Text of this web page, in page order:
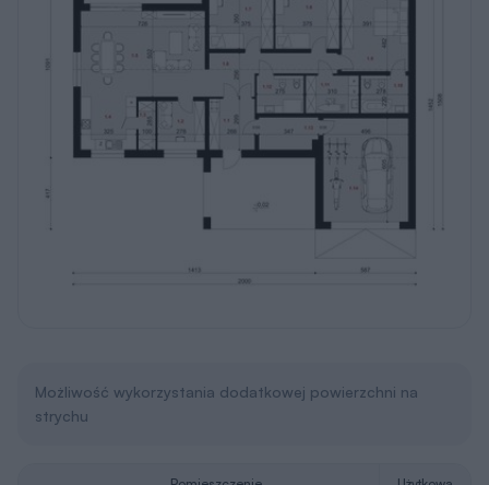
Możliwość wykorzystania dodatkowej powierzchni na
strychu